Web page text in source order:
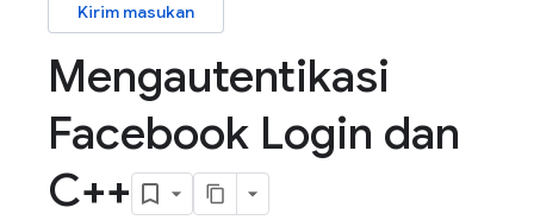
Kirim masukan
Mengautentikasi
Facebook Login dan
C++